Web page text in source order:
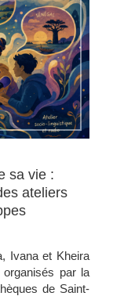
sa vie :
ateliers
Ivana et Kheira
organisés par la
de Saint-